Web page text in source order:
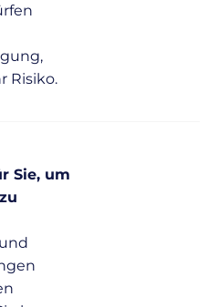
Risiko.
Sie, um